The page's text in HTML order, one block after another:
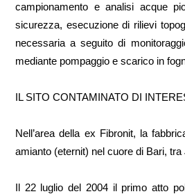
campionamento e analisi acque
sicurezza, esecuzione di rilievi
necessaria a seguito di
mediante pompaggio e scarico in
IL SITO CONTAMINATO DI
Nell’area della ex Fibronit, la
amianto (eternit) nel cuore di Bari,
Il 22 luglio del 2004 il primo atto